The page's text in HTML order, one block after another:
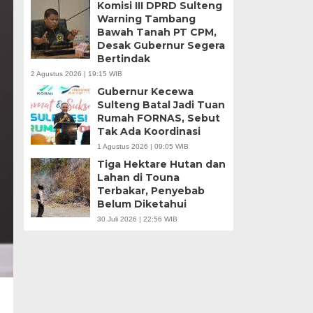
Komisi III DPRD Sulteng
Warning Tambang
Bawah Tanah PT CPM,
Desak Gubernur Segera
Bertindak
2 Agustus 2026 | 19:15 WIB
Gubernur Kecewa
Sulteng Batal Jadi Tuan
Rumah FORNAS, Sebut
Tak Ada Koordinasi
1 Agustus 2026 | 09:05 WIB
Tiga Hektare Hutan dan
Lahan di Touna
Terbakar, Penyebab
Belum Diketahui
30 Juli 2026 | 22:56 WIB